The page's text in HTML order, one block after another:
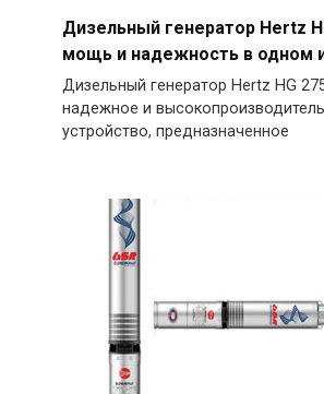
Дизельный генератор Hertz
мощь и надежность в одном
Дизельный генератор Hertz HG
надежное и
устройство, предназначенное